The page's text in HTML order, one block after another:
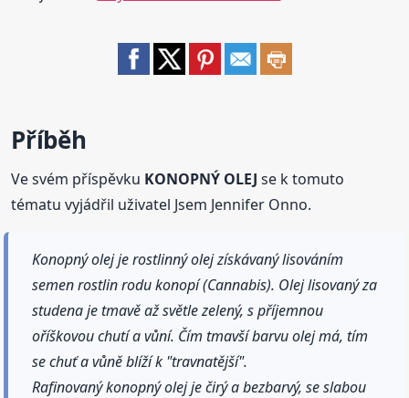
Příběh
Ve svém příspěvku KONOPNÝ OLEJ se k tomuto
tématu vyjádřil uživatel Jsem Jennifer Onno.
Konopný olej je rostlinný olej získávaný lisováním
semen rostlin rodu konopí (Cannabis). Olej lisovaný za
studena je tmavě až světle zelený, s příjemnou
oříškovou chutí a vůní. Čím tmavší barvu olej má, tím
se chuť a vůně blíží k "travnatější".
Rafinovaný konopný olej je čirý a bezbarvý, se slabou